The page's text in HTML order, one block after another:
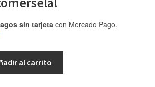
sin tarjetacon Mercado Pago.
al carrito